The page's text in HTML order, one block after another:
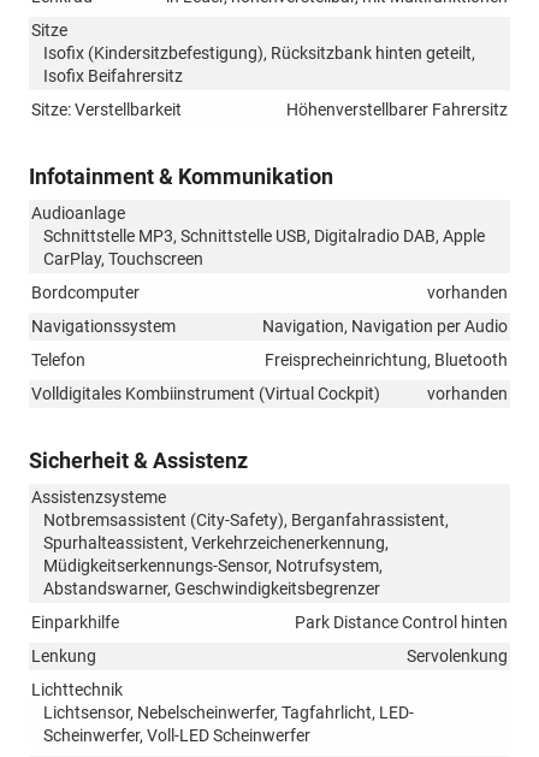
Sitze
Isofix (Kindersitzbefestigung), Rücksitzbank hinten geteilt,
Isofix Beifahrersitz
Sitze: Verstellbarkeit
Höhenverstellbarer Fahrersitz
Infotainment & Kommunikation
Audioanlage
Schnittstelle MP3, Schnittstelle USB, Digitalradio DAB, Apple
CarPlay, Touchscreen
Bordcomputer
vorhanden
Navigationssystem
Navigation, Navigation per Audio
Telefon
Freisprecheinrichtung, Bluetooth
Volldigitales Kombiinstrument (Virtual Cockpit)
vorhanden
Sicherheit & Assistenz
Assistenzsysteme
Notbremsassistent (City-Safety), Berganfahrassistent,
Spurhalteassistent, Verkehrzeichenerkennung,
Müdigkeitserkennungs-Sensor, Notrufsystem,
Abstandswarner, Geschwindigkeitsbegrenzer
Einparkhilfe
Park Distance Control hinten
Lenkung
Servolenkung
Lichttechnik
Lichtsensor, Nebelscheinwerfer, Tagfahrlicht, LED-
Scheinwerfer, Voll-LED Scheinwerfer